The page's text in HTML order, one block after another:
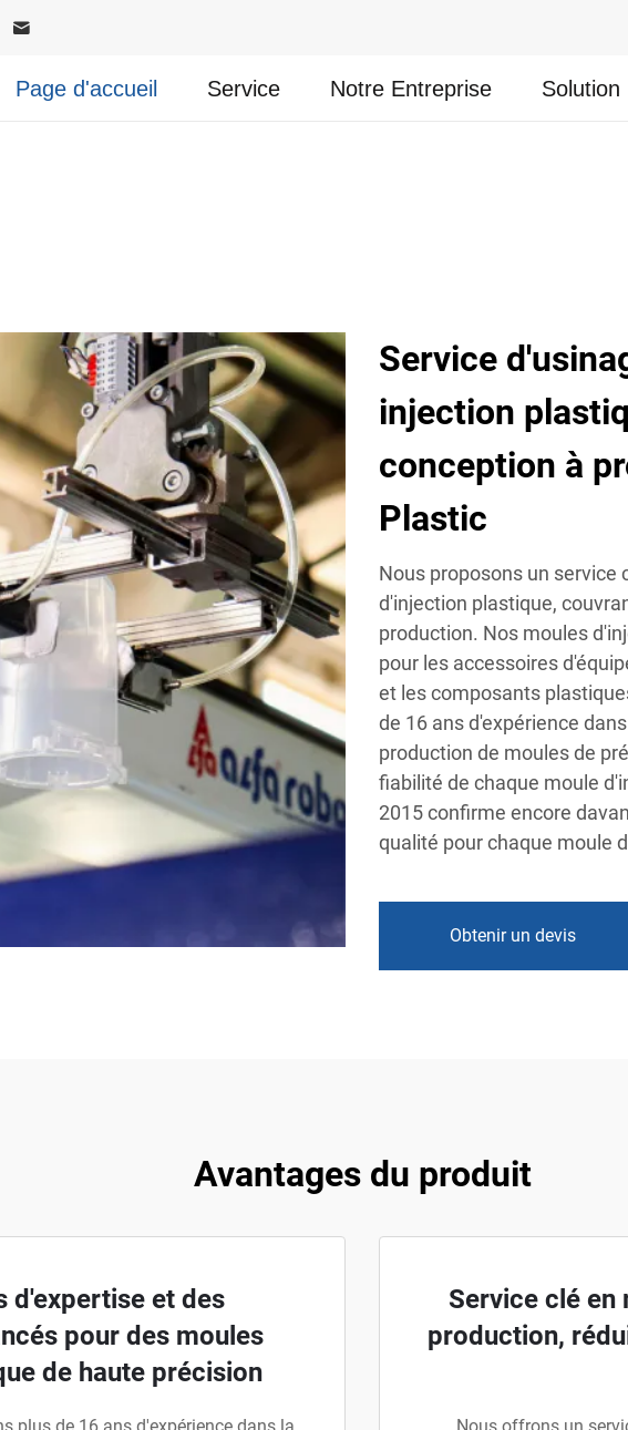
Page d'accueil Service Notre Entreprise Solution
Service
injection
conception à
Plastic
Nous proposons un service
d'injection plastique,
production. Nos moules
pour les accessoires
et les composants
de 16 ans d'expérience
production de moules de
fiabilité de chaque moule
2015 confirme encore
qualité pour chaque moule
Obtenir un devis
Avantages du produit
d'expertise et des
pour des moules
de haute précision
Service clé en
production,